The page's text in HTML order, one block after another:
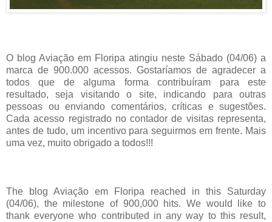
O blog Aviação em Floripa atingiu neste Sábado (04/06) a
marca de 900.000 acessos. Gostaríamos de agradecer a
todos que de alguma forma contribuíram para este
resultado, seja visitando o site, indicando para outras
pessoas ou enviando comentários, críticas e sugestões.
Cada acesso registrado no contador de visitas representa,
antes de tudo, um incentivo para seguirmos em frente. Mais
uma vez, muito obrigado a todos!!!
The blog Aviação em Floripa reached in this Saturday
(04/06), the milestone of 900,000 hits. We would like to
thank everyone who contributed in any way to this result,